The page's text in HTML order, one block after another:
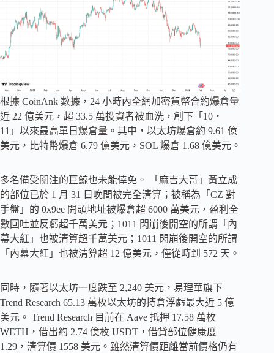
根據 CoinAnk 數據，24 小時內全網加密貨幣合約爆倉量
近 22 億美元，超 33.5 萬投資者被血洗，創下「10・
11」以來最高單日爆倉量。其中，以太坊爆倉約 9.61 億
美元，比特幣爆倉 6.79 億美元，SOL 爆倉 1.68 億美元。
多名備受關注的巨鯨也未能倖免。 「麻吉大哥」黃立成
的部位已於 1 月 31 日晚間被完全清算；被稱為「CZ 對
手盤」的 0x9ee 開頭地址被爆倉超 6000 萬美元，盈利全
數回吐並反虧超千萬美元；1011 閃崩後開空的所謂「內
幕大紅」也被清算超千萬美元；1011 閃崩後開空的所謂
「內幕大紅」也被清算超 12 億美元，僅從時到 572 天。
同時，隨著以太坊一度跌至 2,240 美元，易理華旗下
Trend Research 65.13 萬枚以太坊的持倉浮虧最大近 5 億
美元。 Trend Research 目前在 Aave 抵押 17.58 萬枚
WETH，借出約 2.74 億枚 USDT，借貸部位健康度
1.29，清算價 1558 美元。雖然清算價距離當前價格仍有